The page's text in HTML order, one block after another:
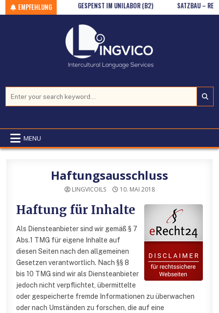
Skip to content
EMPFEHLUNG
(GR / A1) GESPENST IM UNILABOR (B2) SATZBAU –
MENU
Haftungsausschluss
LINGVICOILS 10. MAI 2018
Haftung für Inhalte
Als Diensteanbieter sind wir gemäß § 7
Abs.1 TMG für eigene Inhalte auf
diesen Seiten nach den allgemeinen
Gesetzen verantwortlich. Nach §§ 8
bis 10 TMG sind wir als Diensteanbieter
jedoch nicht verpflichtet, übermittelte
oder gespeicherte fremde Informationen zu überwachen
oder nach Umständen zu forschen, die auf eine